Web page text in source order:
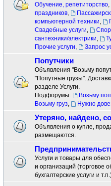
Обучение, репетиторство,
праздников,
компьютерной техники,
Свадебные услуги,
сантехники/электрики,
Прочие услуги, Запрос
Попутчики
Объявления "Возьму
"Попутные грузы".
разделе Услуги.
Подфорумы:
Возьму
Возьму груз, Нужно
Утеряно, найдено,
Объявления о купле,
размещаются.
Услуги и товары для
и организаций (торговое
бухгалтерские услуги и